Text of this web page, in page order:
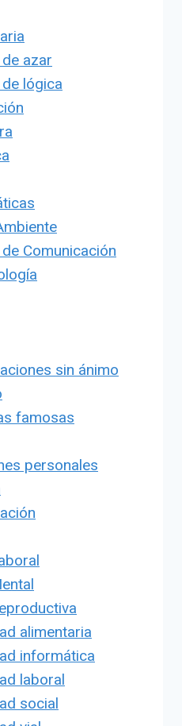
azar
lógica
Comunicación
sin ánimo
famosas
personales
alimentaria
informática
laboral
social